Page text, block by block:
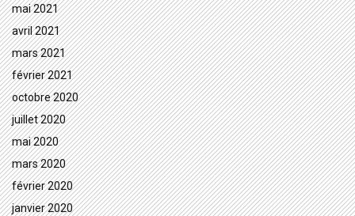
mai 2021
avril 2021
mars 2021
février 2021
octobre 2020
juillet 2020
mai 2020
mars 2020
février 2020
janvier 2020